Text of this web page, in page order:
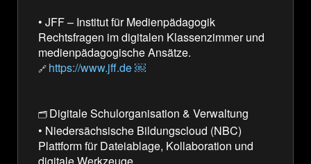
• JFF – Institut für Medienpädagogik
Rechtsfragen im digitalen Klassenzimmer und
medienpädagogische Ansätze.
🔗 https://www.jff.de ￼
🗂️ Digitale Schulorganisation & Verwaltung
• Niedersächsische Bildungscloud (NBC)
Plattform für Dateiablage, Kollaboration und